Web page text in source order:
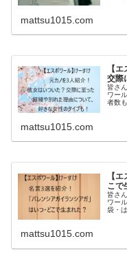
mattsu1015.com
【
交際
皆さ
ワー
者数
mattsu1015.com
【
こで
皆さ
ワー
袋・
mattsu1015.com